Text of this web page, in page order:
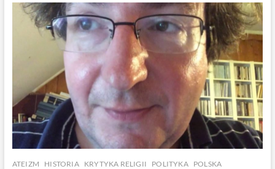
ratować
dzieła
sztuki
Bliskiego
Wschodu
przed
barbarzyńcami
ATEIZM HISTORIA KRYTYKA RELIGII POLITYKA
POLSKA